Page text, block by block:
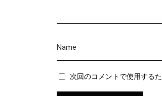
次回のコメントで使用する